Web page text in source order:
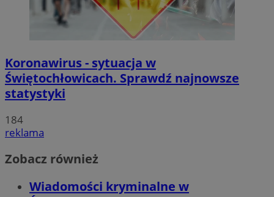
Koronawirus - sytuacja w
Świętochłowicach. Sprawdź najnowsze
statystyki
184
reklama
Zobacz również
Wiadomości kryminalne w